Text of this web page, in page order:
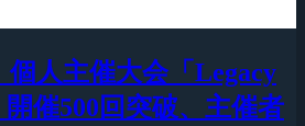
個人主催大会「Legacy
催500回突破、主催者